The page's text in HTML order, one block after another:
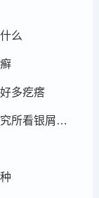
么
多疙瘩
南京皮肤病研究所银屑病 南京皮肤病研究所看银屑病哪个医生厉害